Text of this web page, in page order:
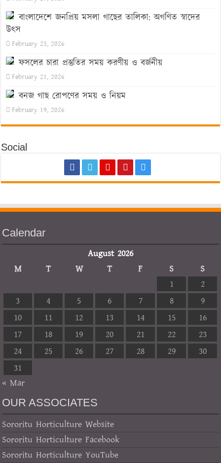
বাংলাদেশে জনপ্রিয় মসলা গাছের তালিকা: অগণিত স্বাদের
উৎস
February 23, 2026
ফসলের চারা প্রস্তুতির সময় করণীয় ও বর্জনীয়
February 21, 2026
বনজ গাছ রোপণের সময় ও নিয়ম
February 19, 2026
Social
Calendar
August 2026
M
T W T F S
S
1
2
3
4 5 6 7 8
9
10
11 12 13 14 15
16
17
18 19 20 21 22
23
24
25 26 27 28 29
30
31
« Mar
OUR ASSOCIATES
Sororitu Horticulture Website
Sororitu Horticulture Facebook
Sororitu Horticulture YouTube